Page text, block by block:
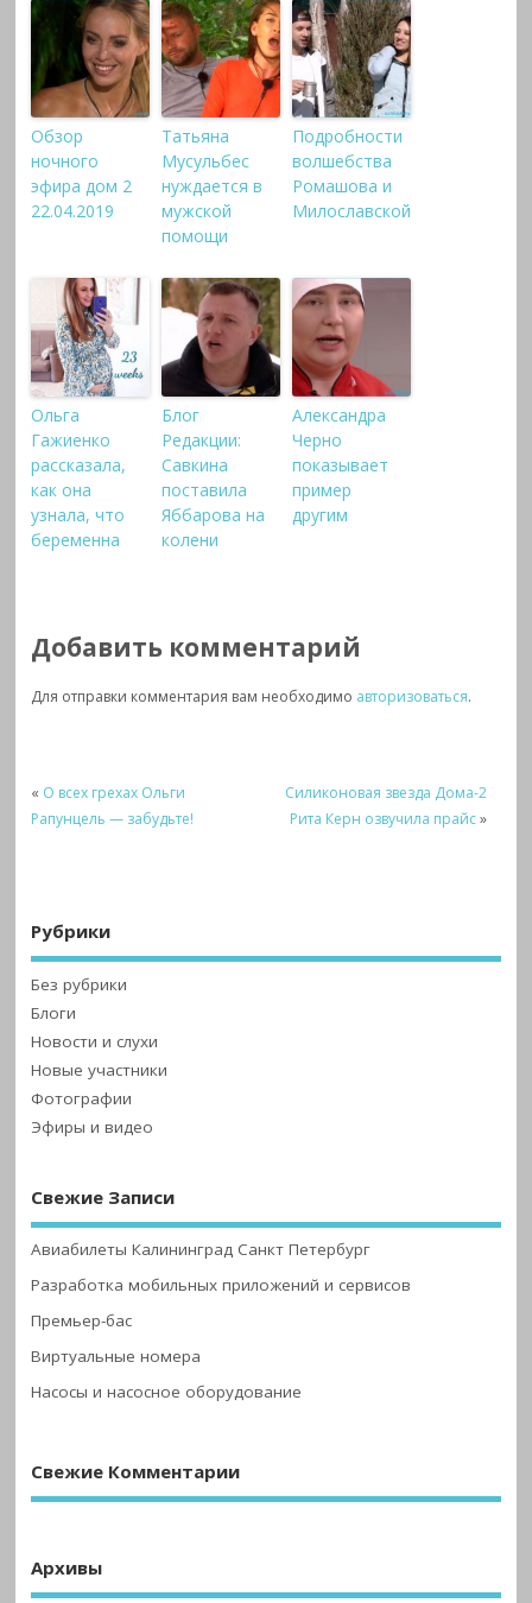
Обзор
ночного
эфира дом 2
22.04.2019
Татьяна
Мусульбес
нуждается в
мужской
помощи
Подробности
волшебства
Ромашова и
Милославской
Ольга
Гажиенко
рассказала,
как она
узнала, что
беременна
Блог
Редакции:
Савкина
поставила
Яббарова на
колени
Александра
Черно
показывает
пример
другим
Добавить комментарий
Для отправки комментария вам необходимо авторизоваться.
« О всех грехах Ольги
Рапунцель — забудьте!
Силиконовая звезда Дома-2
Рита Керн озвучила прайс»
Рубрики
Без рубрики
Блоги
Новости и слухи
Новые участники
Фотографии
Эфиры и видео
Свежие Записи
Авиабилеты Калининград Санкт Петербург
Разработка мобильных приложений и сервисов
Премьер-бас
Виртуальные номера
Насосы и насосное оборудование
Свежие Комментарии
Архивы